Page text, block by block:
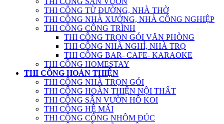
THI CÔNG TỪ ĐƯỜNG, NHÀ THỜ
THI CÔNG NHÀ XƯỞNG, NHÀ CÔNG NGHIỆP
THI CÔNG CÔNG TRÌNH
THI CÔNG TRỌN GÓI VĂN PHÒNG
THI CÔNG NHÀ NGHỈ, NHÀ TRỌ
THI CÔNG BAR- CAFE- KARAOKE
THI CÔNG HOMESTAY
THI CÔNG HOÀN THIỆN
THI CÔNG NHÀ TRỌN GÓI
THI CÔNG HOÀN THIỆN NỘI THẤT
THI CÔNG SÂN VƯỜN HỒ KOI
THI CÔNG HỆ MÁI
THI CÔNG CỔNG NHÔM ĐÚC